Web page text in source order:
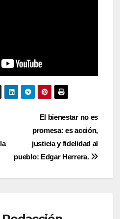
El bienestar no es
promesa: es acción,
justicia y fidelidad al
pueblo: Edgar Herrera.